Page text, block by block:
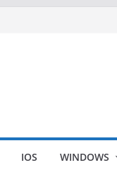
IOS WINDOWS